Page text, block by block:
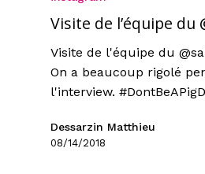
Visite de l’équipe du
Visite de l'équipe du
On a beaucoup rigolé
l'interview.
Dessarzin Matthieu
08/14/2018